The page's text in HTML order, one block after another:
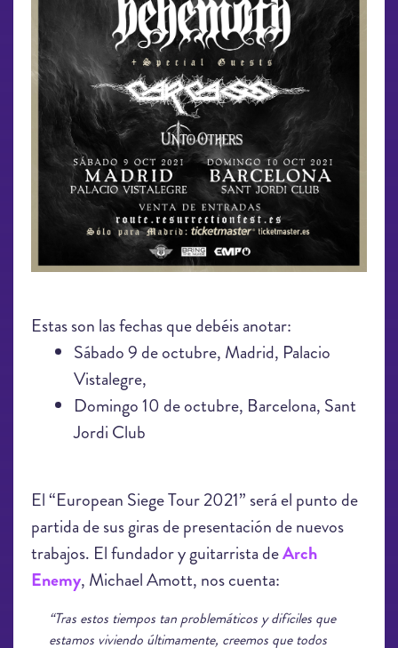
Estas son las fechas que debéis anotar:
Sábado 9 de octubre, Madrid, Palacio
Vistalegre,
Domingo 10 de octubre, Barcelona, Sant
Jordi Club
El “European Siege Tour 2021” será el punto de
partida de sus giras de presentación de nuevos
trabajos. El fundador y guitarrista deArch
Enemy, Michael Amott, nos cuenta:
“Tras estos tiempos tan problemáticos y difíciles que
estamos viviendo últimamente, creemos que todos